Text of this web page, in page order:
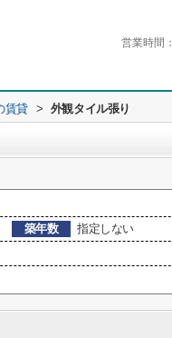
営業時間：
賃貸 > 外観タイル張り
築年数
指定しない